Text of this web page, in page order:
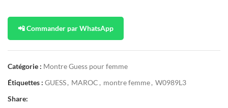
📲 Commander par WhatsApp
Catégorie : Montre Guess pour femme
Étiquettes : GUESS, MAROC , montre femme, W0989L3
Share: